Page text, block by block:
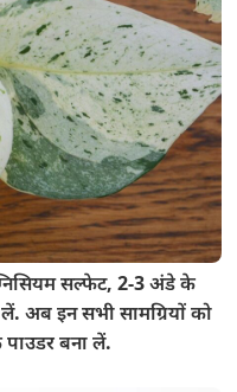
सल्फेट, 2-3 अंडे के
अब इन सभी सामग्रियों को
बना लें.